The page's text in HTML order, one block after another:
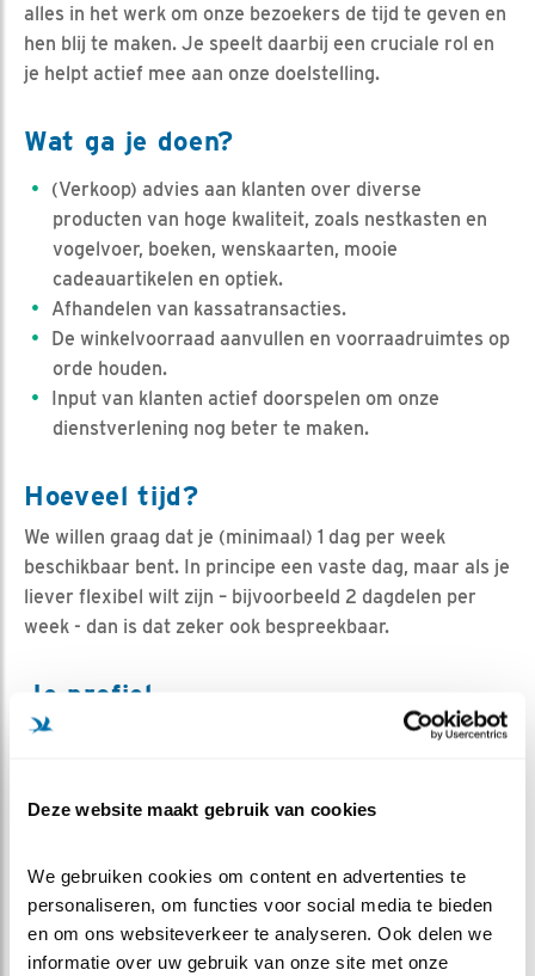
Deze website maakt gebruik van cookies
We gebruiken cookies om content en advertenties te
personaliseren, om functies voor social media te bieden
en om ons websiteverkeer te analyseren. Ook delen we
informatie over uw gebruik van onze site met onze
alles in het werk om onze bezoekers de tijd te geven en
hen blij te maken. Je speelt daarbij een cruciale rol en
je helpt actief mee aan onze doelstelling.
Wat ga je doen?
(Verkoop) advies aan klanten over diverse
producten van hoge kwaliteit, zoals nestkasten en
vogelvoer, boeken, wenskaarten, mooie
cadeauartikelen en optiek.
Afhandelen van kassatransacties.
De winkelvoorraad aanvullen en voorraadruimtes op
orde houden.
Input van klanten actief doorspelen om onze
dienstverlening nog beter te maken.
Hoeveel tijd?
We willen graag dat je (minimaal) 1 dag per week
beschikbaar bent. In principe een vaste dag, maar als je
liever flexibel wilt zijn – bijvoorbeeld 2 dagdelen per
week - dan is dat zeker ook bespreekbaar.
Je profiel
Je hebt minimaal MBO werk- en denkniveau en een
mensen op hun gemak stelt en goed kunt helpen bij het
eigen ervaring(en), maar alleen als dat de klant verder
helpt. Je bent een echt mensenmens en uiteraard heb
je affiniteit met vogels, natuur en de doelstelling van